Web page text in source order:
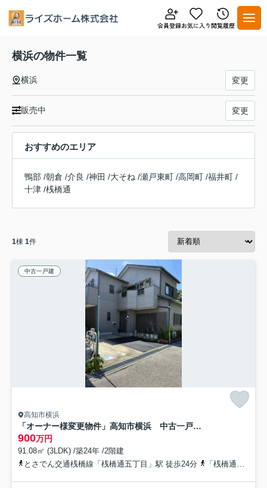
横浜の物件一覧
横浜 変更
販売中 変更
おすすめのエリア
鴨部 /朝倉 /介良 /神田 /大そね /瀬戸東町 /高岡町 /福井町 /
十津 /桟橋通
1棟 1件
中古一戸建
高知市横浜
「オーナー様変更物件」高知市横浜 中古一戸建て
900万円
91.08㎡ (3LDK) /築24年 /2階建
とさでん交通桟橋線「桟橋通五丁目」駅 徒歩24分
「桟橋通五丁目」駅 徒歩24分 「東灘バス停」バス停下車 徒歩分